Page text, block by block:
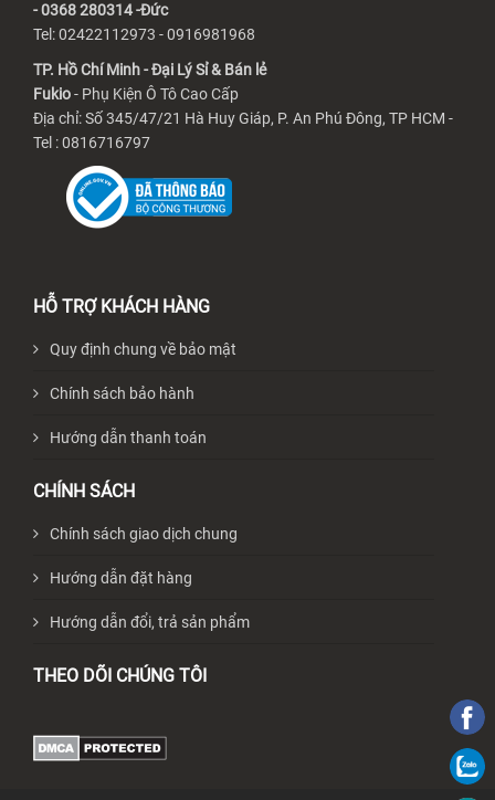
- 0368 280314 -Đức
Tel: 02422112973 - 0916981968
TP. Hồ Chí Minh - Đại Lý Sỉ & Bán lẻ
Fukio- Phụ Kiện Ô Tô Cao Cấp
Địa chỉ: Số 345/47/21 Hà Huy Giáp, P. An Phú Đông, TP HCM -
Tel : 0816716797
HỖ TRỢ KHÁCH HÀNG
Quy định chung về bảo mật
Chính sách bảo hành
Hướng dẫn thanh toán
CHÍNH SÁCH
Chính sách giao dịch chung
Hướng dẫn đặt hàng
Hướng dẫn đổi, trả sản phẩm
THEO DÕI CHÚNG TÔI